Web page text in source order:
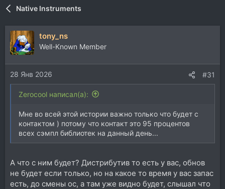
т
р
т
е
м
н
а
ч
Native Instruments
tony_ns
Well-Known Member
28 Янв 2026 #31
Zerocool написал(а):
Мне во всей этой истории важно только что будет с
контактом ) потому что контакт это 95 процентов
всех сэмпл библиотек на данный день...
А что с ним будет? Дистрибутив то есть у вас, обнов
не будет если только, но на какое то время у вас запас
есть, до смены ос, а там уже видно будет, слышал что